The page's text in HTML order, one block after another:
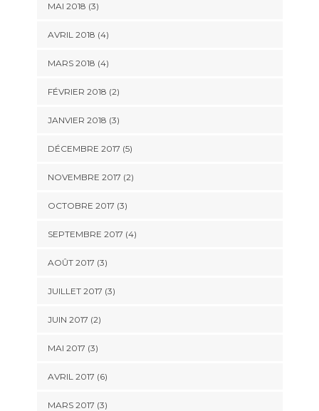
MAI 2018 (3)
AVRIL 2018 (4)
MARS 2018 (4)
FÉVRIER 2018 (2)
JANVIER 2018 (3)
DÉCEMBRE 2017 (5)
NOVEMBRE 2017 (2)
OCTOBRE 2017 (3)
SEPTEMBRE 2017 (4)
AOÛT 2017 (3)
JUILLET 2017 (3)
JUIN 2017 (2)
MAI 2017 (3)
AVRIL 2017 (6)
MARS 2017 (3)